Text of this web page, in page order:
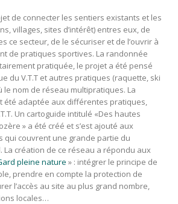
de connecter les sentiers existants et les
villages, sites d’intérêt) entres eux, de
ce secteur, de le sécuriser et de l’ouvrir à
de pratiques sportives. La randonnée
pratiquée, le projet a été pensé
du V.T.T et autres pratiques (raquette, ski
le nom de réseau multipratiques. La
été adaptée aux différentes pratiques,
Un cartoguide intitulé «Des hautes
» a été créé et s’est ajouté aux
qui couvrent une grande partie du
La création de ce réseau a répondu aux
pleine nature » : intégrer le principe de
prendre en compte la protection de
l’accès au site au plus grand nombre,
locales…